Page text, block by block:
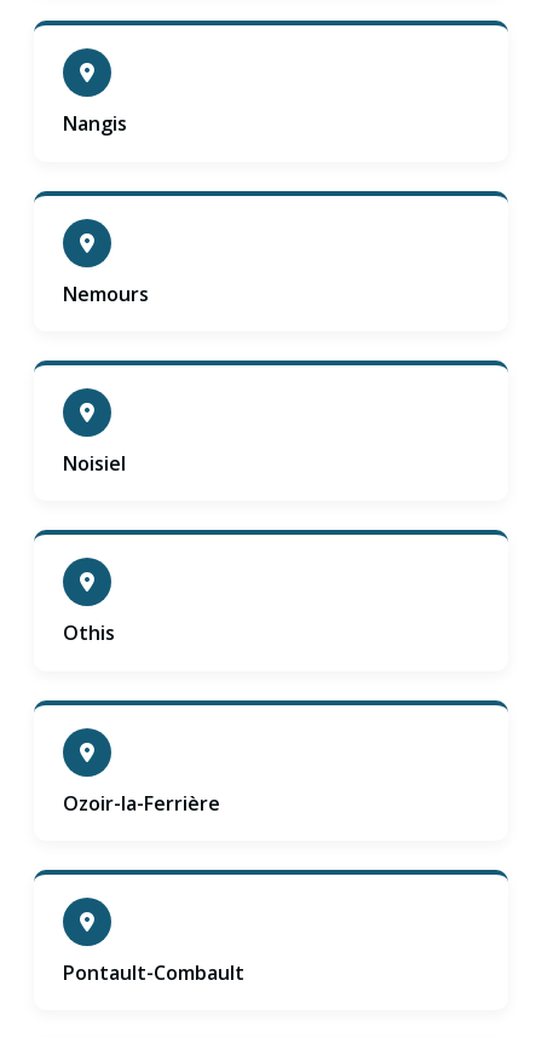
Nangis
Nemours
Noisiel
Othis
Ozoir-la-Ferrière
Pontault-Combault